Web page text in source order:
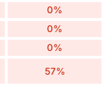
0%
0%
0%
57%